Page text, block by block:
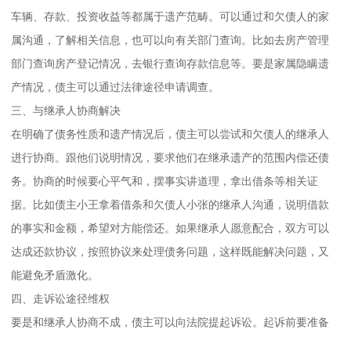
车辆、存款、投资收益等都属于遗产范畴。可以通过和欠债人的家
属沟通，了解相关信息，也可以向有关部门查询。比如去房产管理
部门查询房产登记情况，去银行查询存款信息等。要是家属隐瞒遗
产情况，债主可以通过法律途径申请调查。
三、与继承人协商解决
在明确了债务性质和遗产情况后，债主可以尝试和欠债人的继承人
进行协商。跟他们说明情况，要求他们在继承遗产的范围内偿还债
务。协商的时候要心平气和，摆事实讲道理，拿出借条等相关证
据。比如债主小王拿着借条和欠债人小张的继承人沟通，说明借款
的事实和金额，希望对方能偿还。如果继承人愿意配合，双方可以
达成还款协议，按照协议来处理债务问题，这样既能解决问题，又
能避免矛盾激化。
四、走诉讼途径维权
要是和继承人协商不成，债主可以向法院提起诉讼。起诉前要准备